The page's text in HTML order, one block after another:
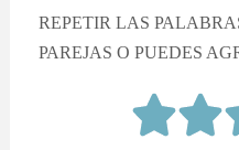
REPETIR LAS
PAREJAS O PUEDES